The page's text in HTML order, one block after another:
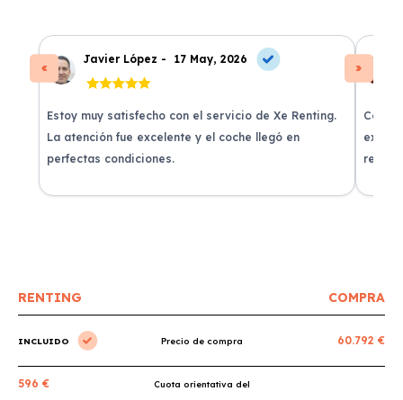
Javier López - 17 May, 2026
Estoy muy satisfecho con el servicio de Xe Renting.
La atención fue excelente y el coche llegó en
perfectas condiciones.
RENTING COMPRA
INCLUIDO Precio de compra 60.792 €
596 €
Cuota orientativa del